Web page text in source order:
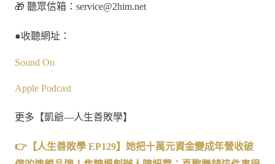
🎁 聽眾信箱： service@2him.net
●收聽網址：
Sound On
Apple Podcast
更多【凱爺—人生善敗學】
👉 【人生善敗學 EP129】 她把十萬元資金變成年營收破